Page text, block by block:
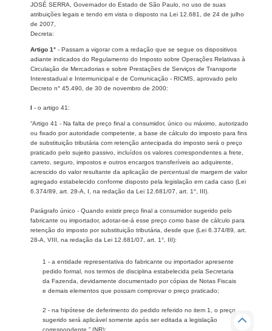
JOSÉ SERRA, Governador do Estado de São Paulo, no uso de suas
atribuições legais e tendo em vista o disposto na Lei 12.681, de 24 de julho
de 2007,
Decreta:
Artigo 1° - Passam a vigorar com a redação que se segue os dispositivos
adiante indicados do Regulamento do Imposto sobre Operações Relativas à
Circulação de Mercadorias e sobre Prestações de Serviços de Transporte
Interestadual e Intermunicipal e de Comunicação - RICMS, aprovado pelo
Decreto n° 45.490, de 30 de novembro de 2000:
I - o artigo 41:
“Artigo 41 - Na falta de preço final a consumidor, único ou máximo, autorizado
ou fixado por autoridade competente, a base de cálculo do imposto para fins
de substituição tributária com retenção antecipada do imposto será o preço
praticado pelo sujeito passivo, incluídos os valores correspondentes a frete,
carreto, seguro, impostos e outros encargos transferíveis ao adquirente,
acrescido do valor resultante da aplicação de percentual de margem de valor
agregado estabelecido conforme disposto pela legislação em cada caso (Lei
6.374/89, art. 28-A, I, na redação da Lei 12.681/07, art. 1°, III).
Parágrafo único - Quando existir preço final a consumidor sugerido pelo
fabricante ou importador, adotar-se-á esse preço como base de cálculo para
retenção do imposto por substituição tributária, desde que (Lei 6.374/89, art.
28-A, VIII, na redação da Lei 12.681/07, art. 1°, III):
1 - a entidade representativa do fabricante ou importador apresente
pedido formal, nos termos de disciplina estabelecida pela Secretaria
da Fazenda, devidamente documentado por cópias de Notas Fiscais
e demais elementos que possam comprovar o preço praticado;
2 - na hipótese de deferimento do pedido referido no item 1, o preço
sugerido será aplicável somente após ser editada a legislação
correspondente.” (NR);